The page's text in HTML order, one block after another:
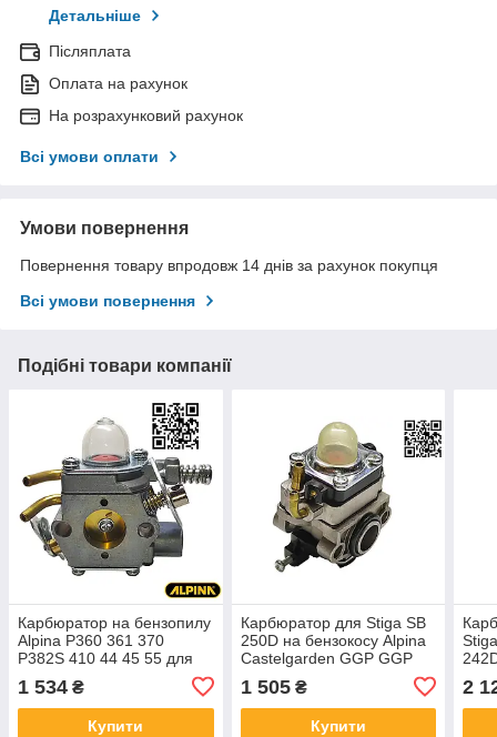
Детальніше
Післяплата
Оплата на рахунок
На розрахунковий рахунок
Всі умови оплати
Умови повернення
Повернення товару впродовж 14 днів за рахунок покупця
Всі умови повернення
Подібні товари компанії
Карбюратор на бензопилу
Alpina P360 361 370
P382S 410 44 45 55 для
Castelgarden XC 36 GGP
Stiga 123054003/2
23054003/2 WT 761-1
1 534 ₴
Купити
Карбюратор для Stiga SB
250D на бензокосу Alpina
Castelgarden GGP GGP
1230540210
1 505₴
Купити
52D
2